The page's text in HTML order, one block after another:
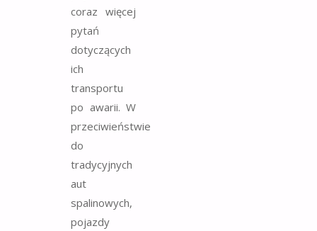
coraz więcej
pytań
dotyczących
ich
transportu
po awarii. W
przeciwieństwie
do
tradycyjnych
aut
spalinowych,
pojazdy